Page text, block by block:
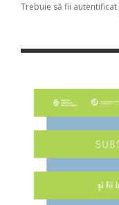
Trebuie să fii autentificat